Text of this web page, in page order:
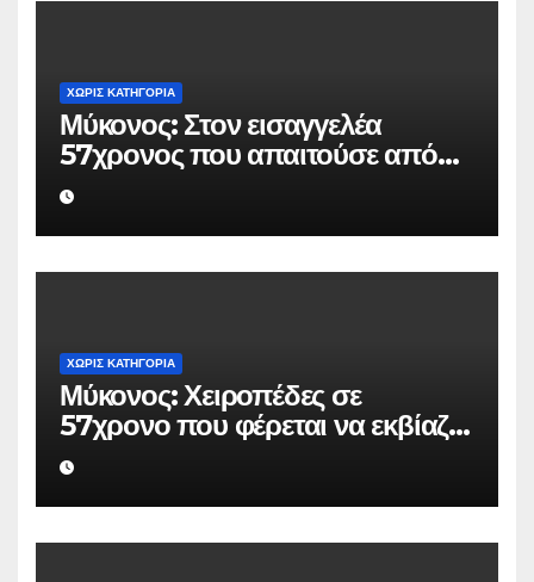
ΧΩΡΊΣ ΚΑΤΗΓΟΡΊΑ
Μύκονος: Στον εισαγγελέα
57χρονος που απαιτούσε από
επιχειρηματία 80.000 ευρώ για
να μην κάνει καταγγελίες σε
βάρος του
ΧΩΡΊΣ ΚΑΤΗΓΟΡΊΑ
Μύκονος: Χειροπέδες σε
57χρονο που φέρεται να εκβίαζε
επιχείρηση για να «θάψει»
ψευδείς καταγγελίες – Η παγίδα
που του έστησε η ΕΛ.ΑΣ.